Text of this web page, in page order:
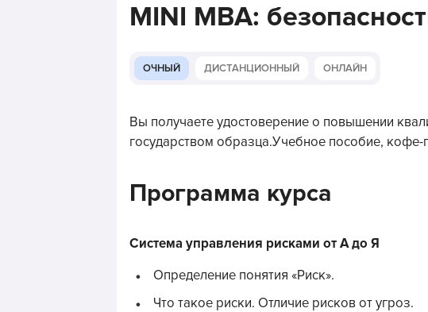
MINI MBA:
ОЧНЫЙ ДИСТАНЦИОННЫЙ ОНЛАЙН
Вы получаете удостоверение о повышении
государством образца.Учебное пособие, кофе-
Программа курса
Система управления рисками от А до Я
Определение понятия «Риск».
Что такое риски. Отличие рисков от угроз.